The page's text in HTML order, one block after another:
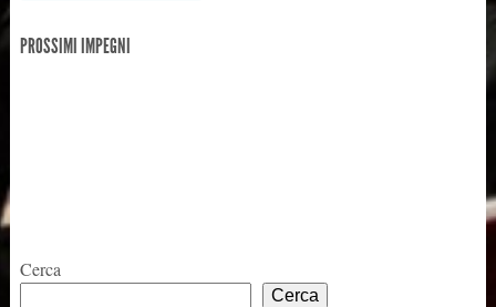
PROSSIMI IMPEGNI
Cerca
Cerca